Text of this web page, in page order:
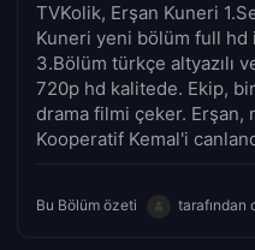
TVKolik, Erşan Kuneri
Kuneri yeni bölüm full hd
3.Bölüm türkçe altyazılı
720p hd kalitede. Ekip,
drama filmi çeker. Erşan,
Kooperatif Kemal'i
Bu Bölüm özeti tarafından